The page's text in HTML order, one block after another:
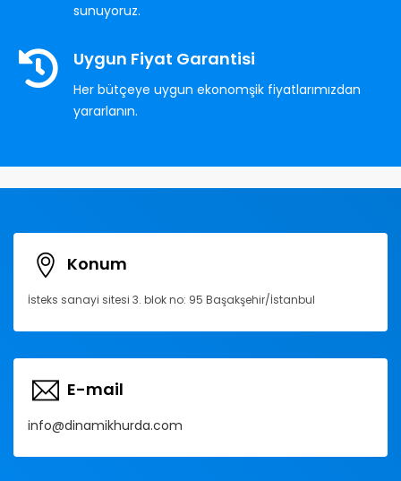
sunuyoruz.
Uygun Fiyat Garantisi
Her bütçeye uygun ekonomşik fiyatlarımızdan
yararlanın.
Konum
İsteks sanayi sitesi 3. blok no: 95 Başakşehir/İstanbul
E-mail
info@dinamikhurda.com